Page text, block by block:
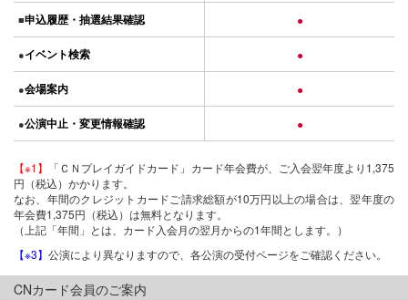
■申込履歴・抽選結果確認 ●
●イベント検索 ●
●会場案内 ●
●公演中止・変更情報確認 ●
【※1】
「ＣＮプレイガイドカード」カード年会費が、ご入会翌年度より1,375
円（税込）かかります。
なお、年間のクレジットカードご請求総額が10万円以上の場合は、翌年度の
年会費1,375円（税込）は無料となります。
（上記「年間」とは、カード入会月の翌月からの1年間とします。）
【※3】 公演により異なりますので、各公演の受付ページをご確認ください。
CNカード会員のご案内